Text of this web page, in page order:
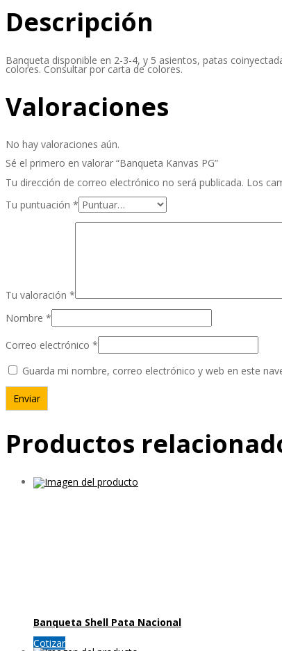
Descripción
Banqueta disponible en 2-3-4, y 5 asientos, patas
colores. Consultar por carta de colores.
Valoraciones
No hay valoraciones aún.
Sé el primero en valorar “Banqueta Kanvas PG”
Tu dirección de correo electrónico no será publicada. Los
Tu puntuación *
Tu valoración *
Nombre *
Correo electrónico *
Guarda mi nombre, correo electrónico y web en este
Productos
Banqueta Shell Pata Nacional
Cotizar